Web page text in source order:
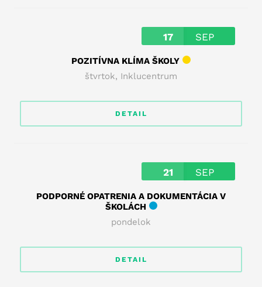
17 SEP
POZITÍVNA KLÍMA ŠKOLY
štvrtok, Inklucentrum
DETAIL
21 SEP
PODPORNÉ OPATRENIA A DOKUMENTÁCIA V
ŠKOLÁCH
pondelok
DETAIL